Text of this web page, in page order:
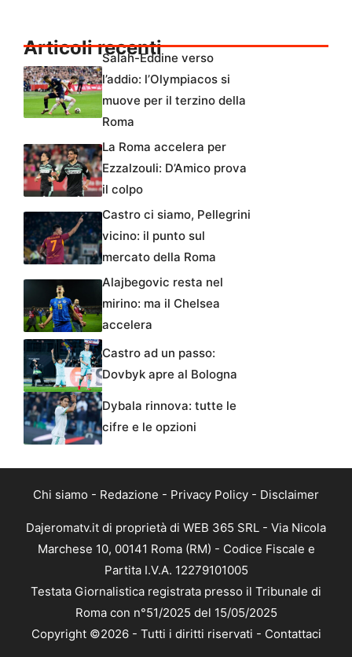
Articoli recenti
Salah-Eddine verso
l’addio: l’Olympiacos si
muove per il terzino della
Roma
La Roma accelera per
Ezzalzouli: D’Amico prova
il colpo
Castro ci siamo, Pellegrini
vicino: il punto sul
mercato della Roma
Alajbegovic resta nel
mirino: ma il Chelsea
accelera
Castro ad un passo:
Dovbyk apre al Bologna
Dybala rinnova: tutte le
cifre e le opzioni
Chi siamo - Redazione - Privacy Policy - Disclaimer
Dajeromatv.it di proprietà di WEB 365 SRL - Via Nicola
Marchese 10, 00141 Roma (RM) - Codice Fiscale e
Partita I.V.A. 12279101005
Testata Giornalistica registrata presso il Tribunale di
Roma con n°51/2025 del 15/05/2025
Copyright ©2026 - Tutti i diritti riservati - Contattaci